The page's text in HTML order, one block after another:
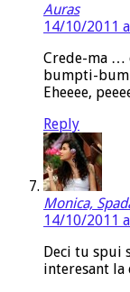
Auras
14/10/2011
Crede-ma …
bumpti-
Eheeee,
Reply
Monica,
14/10/2011
Deci tu spui
interesant la